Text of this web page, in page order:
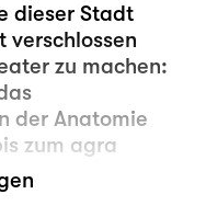
dieser Stadt
verschlossen
zu machen:
der Anatomie
zum agra
an einen